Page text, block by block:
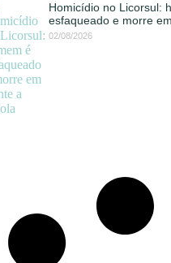
Homicídio no Licorsul:
esfaqueado e morre
02/08/2026